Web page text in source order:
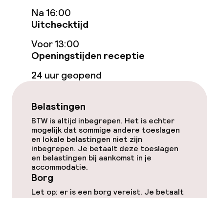
Familiekamers beschikbaar
Voor toegankelijkheid
geoptimaliseerde kamers beschikbaar
Entertainment
Gratis wifi
Eet- en drinkgelegenheden
Bar
Na 16:00
Uitchecktijd
Voor 13:00
Openingstijden receptie
24 uur geopend
Belastingen
BTW is altijd inbegrepen. Het is echter
mogelijk dat sommige andere toeslagen
en lokale belastingen niet zijn
inbegrepen. Je betaalt deze toeslagen
en belastingen bij aankomst in je
accommodatie.
Borg
Let op: er is een borg vereist. Je betaalt